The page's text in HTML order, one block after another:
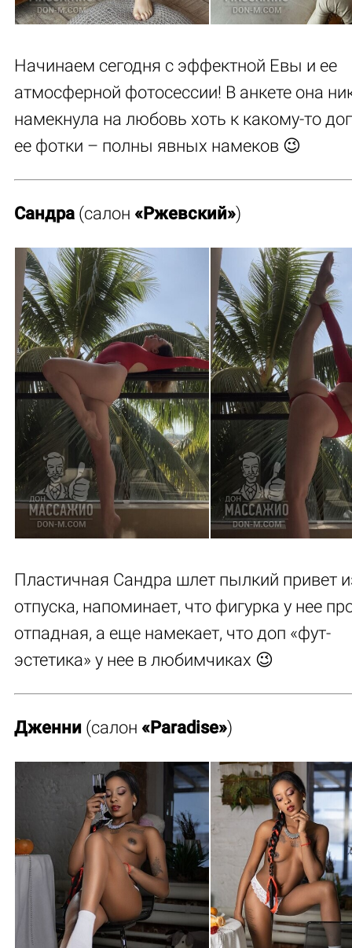
Начинаем сегодня с эффектной Евы и ее
атмосферной фотосессии! В анкете она
намекнула на любовь хоть к какому-то
ее фотки – полны явных намеков 😉
Сандра (салон «Ржевский»)
Пластичная Сандра шлет пылкий привет
отпуска, напоминает, что фигурка у нее
отпадная, а еще намекает, что доп «фут-
эстетика» у нее в любимчиках 😉
Дженни (салон «Paradise»)